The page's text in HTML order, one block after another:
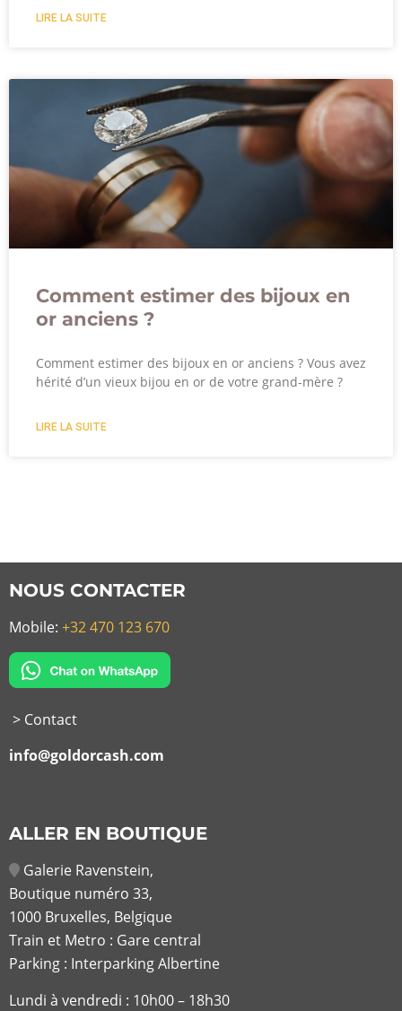
LIRE LA SUITE
Comment estimer des bijoux en
or anciens ?
Comment estimer des bijoux en or anciens ? Vous avez
hérité d’un vieux bijou en or de votre grand-mère ?
LIRE LA SUITE
NOUS CONTACTER
Mobile: +32 470 123 670
> Contact
info@goldorcash.com
ALLER EN BOUTIQUE
Galerie Ravenstein,
Boutique numéro 33,
1000 Bruxelles, Belgique
Train et Metro : Gare central
Parking : Interparking Albertine
Lundi à vendredi : 10h00 – 18h30